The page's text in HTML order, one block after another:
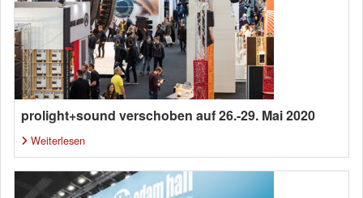
prolight+sound verschoben auf 26.-29. Mai 2020
Weiterlesen